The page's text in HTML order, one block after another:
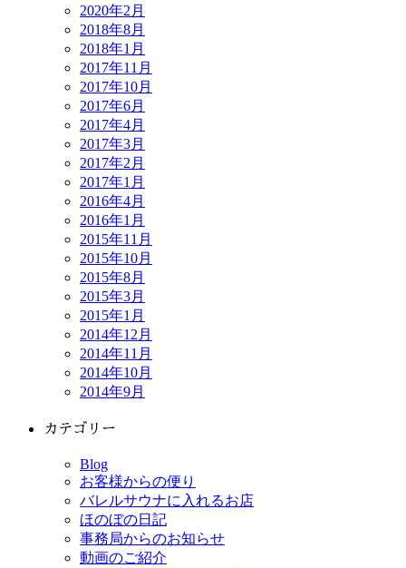
2020年2月
2018年8月
2018年1月
2017年11月
2017年10月
2017年6月
2017年4月
2017年3月
2017年2月
2017年1月
2016年4月
2016年1月
2015年11月
2015年10月
2015年8月
2015年3月
2015年1月
2014年12月
2014年11月
2014年10月
2014年9月
カテゴリー
Blog
お客様からの便り
バレルサウナに入れるお店
ほのぼの日記
事務局からのお知らせ
動画のご紹介